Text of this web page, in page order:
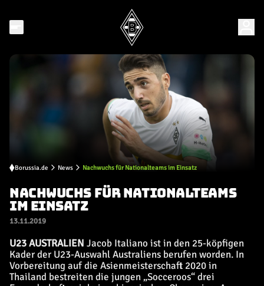
Borussia.de News Nachwuchs für Nationalteams im Einsatz
NACHWUCHS FÜR NATIONALTEAMS
IM EINSATZ
13.11.2019
U23 AUSTRALIEN Jacob Italiano ist in den 25-köpfigen
Kader der U23-Auswahl Australiens berufen worden. In
Vorbereitung auf die Asienmeisterschaft 2020 in
Thailand bestreiten die jungen „Socceroos“ drei